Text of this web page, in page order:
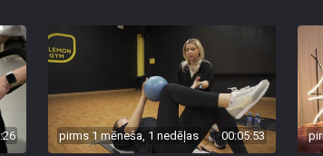
pirms 1 mēneša, 1 nedēļas 00:05:53